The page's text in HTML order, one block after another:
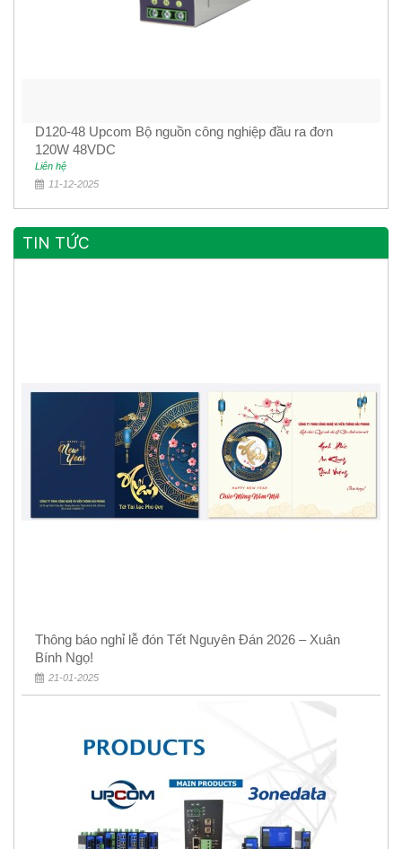
D120-48 Upcom Bộ nguồn công nghiệp đầu ra đơn
120W 48VDC
Liên hệ
11-12-2025
TIN TỨC
Thông báo nghỉ lễ đón Tết Nguyên Đán 2026 – Xuân
Bính Ngọ!
21-01-2025